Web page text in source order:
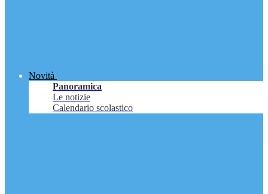
Novità
Panoramica
Le notizie
Calendario scolastico